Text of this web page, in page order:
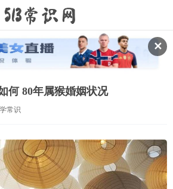
✕
何 80年属猴婚姻状况
常识